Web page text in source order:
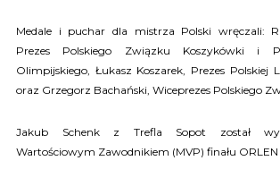
Medale i puchar dla mistrza Polski wręczali:
Prezes Polskiego Związku Koszykówki i
Olimpijskiego, Łukasz Koszarek, Prezes Polskiej
oraz Grzegorz Bachański, Wiceprezes Polskiego
Jakub Schenk z Trefla Sopot został
Wartościowym Zawodnikiem (MVP) finału ORLEN